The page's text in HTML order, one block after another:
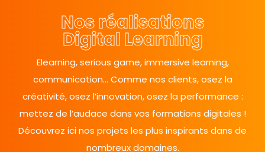
Nos réalisations
Digital Learning
Elearning, serious game, immersive learning,
communication… Comme nos clients, osez la
créativité, osez l’innovation, osez la performance :
mettez de l’audace dans vos formations digitales !
Découvrez ici nos projets les plus inspirants dans de
nombreux domaines.